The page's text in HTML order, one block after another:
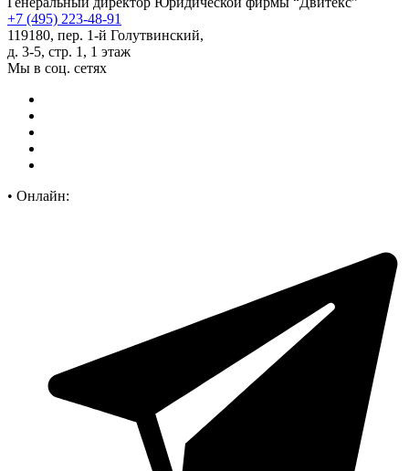
+7 (495) 223-48-91
119180, пер. 1-й Голутвинский,
д. 3-5, стр. 1, 1 этаж
Мы в соц. сетях
• Онлайн: